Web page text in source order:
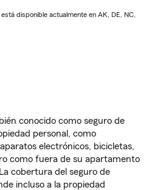
disponible actualmente en AK, DE, NC,
conocido como seguro de
personal, como
electrónicos, bicicletas,
como fuera de su apartamento
cobertura del seguro de
incluso a la propiedad